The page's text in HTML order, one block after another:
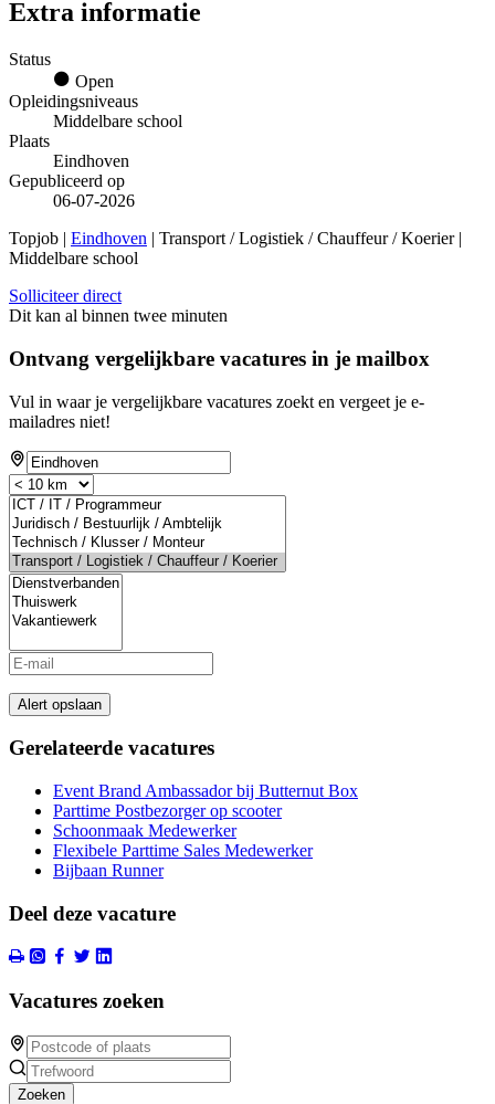
Extra informatie
Status
Open
Opleidingsniveaus
Middelbare school
Plaats
Eindhoven
Gepubliceerd op
06-07-2026
Topjob | Eindhoven | Transport / Logistiek / Chauffeur / Koerier |
Middelbare school
Solliciteer direct
Dit kan al binnen twee minuten
Ontvang vergelijkbare vacatures in je mailbox
Vul in waar je vergelijkbare vacatures zoekt en vergeet je e-
mailadres niet!
Alert opslaan
Gerelateerde vacatures
Event Brand Ambassador bij Butternut Box
Parttime Postbezorger op scooter
Schoonmaak Medewerker
Flexibele Parttime Sales Medewerker
Bijbaan Runner
Deel deze vacature
Vacatures zoeken
Zoeken